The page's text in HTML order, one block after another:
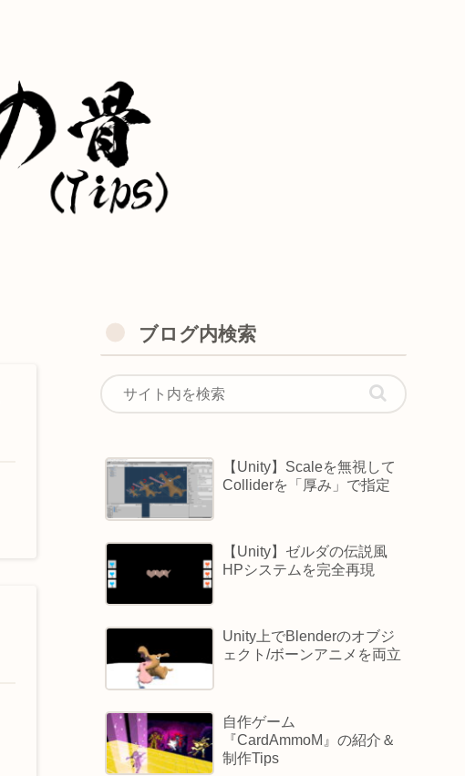
ブログ内検索
【Unity】Scaleを無視して
Colliderを「厚み」で指定
【Unity】ゼルダの伝説風
HPシステムを完全再現
Unity上でBlenderのオブジ
ェクト/ボーンアニメを両立
自作ゲーム
『CardAmmoM』の紹介＆
制作Tips